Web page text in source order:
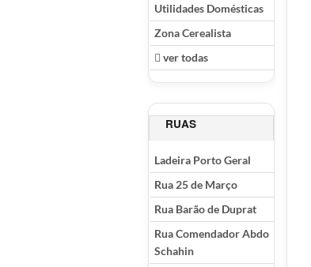
Utilidades Domésticas
Zona Cerealista
ver todas
RUAS
Ladeira Porto Geral
Rua 25 de Março
Rua Barão de Duprat
Rua Comendador Abdo
Schahin